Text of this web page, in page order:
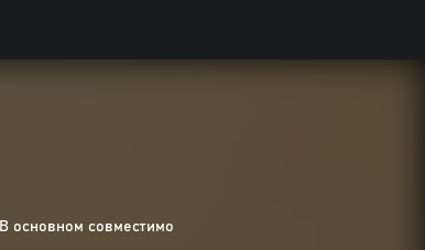
В основном совместимо